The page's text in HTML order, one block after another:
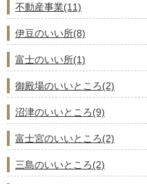
不動産事業(11)
伊豆のいい所(8)
富士のいい所(1)
御殿場のいいところ(2)
沼津のいいところ(9)
富士宮のいいところ(2)
三島のいいところ(2)